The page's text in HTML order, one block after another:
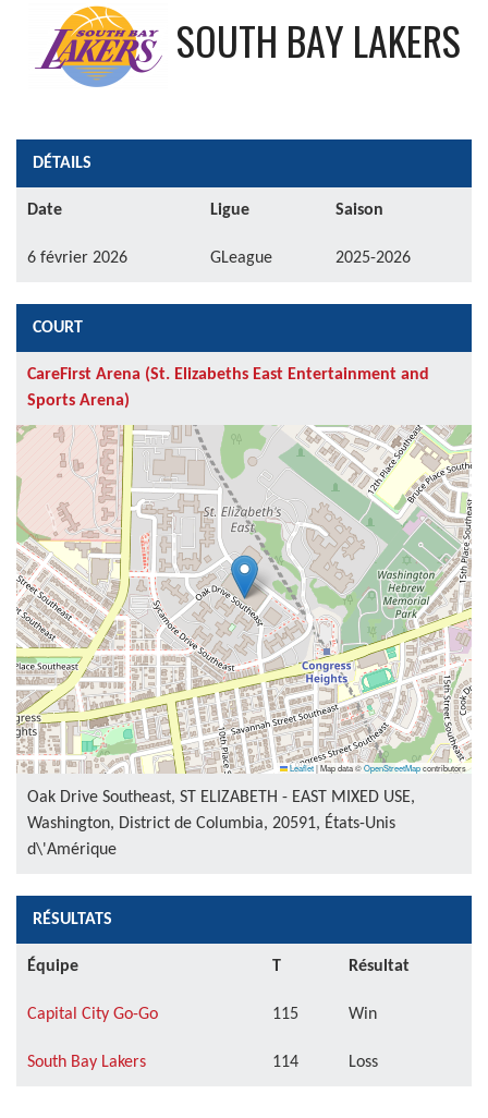
SOUTH BAY LAKERS
DÉTAILS
Date Ligue Saison
6 février 2026 GLeague 2025-2026
COURT
CareFirst Arena (St. Elizabeths East Entertainment and
Sports Arena)
Leaflet|Map data ©OpenStreetMapcontributors
Oak Drive Southeast, ST ELIZABETH - EAST MIXED USE,
Washington, District de Columbia, 20591, États-Unis
d\'Amérique
RÉSULTATS
Équipe T Résultat
Capital City Go-Go 115 Win
South Bay Lakers 114 Loss